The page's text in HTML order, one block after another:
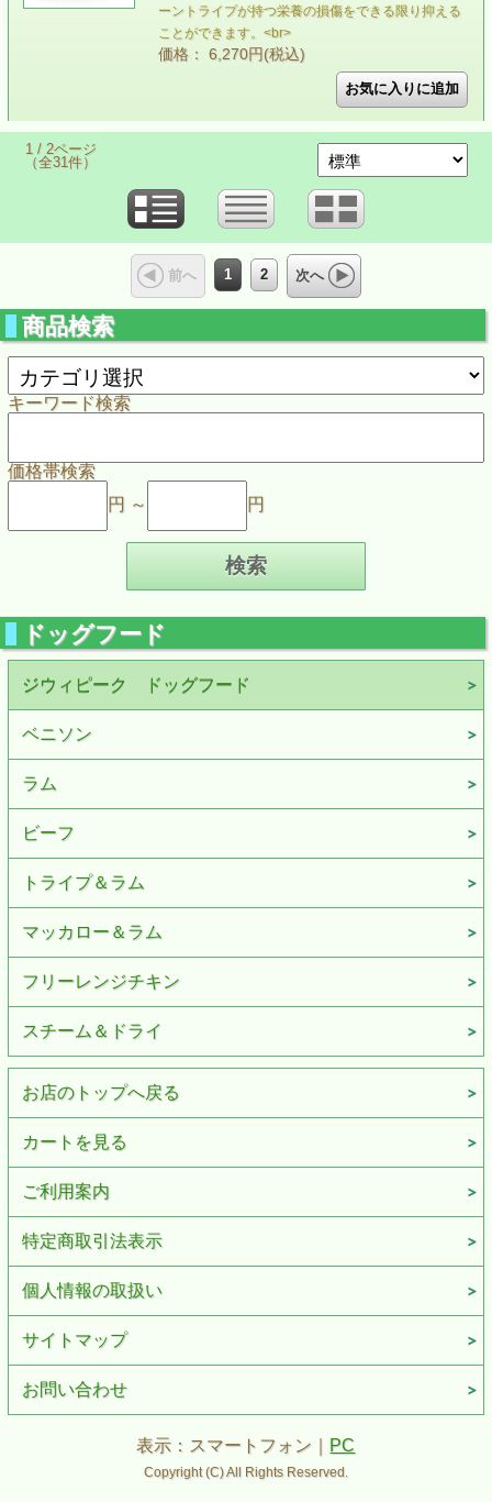
ーントライプが持つ栄養の損傷をできる限り抑える
ことができます。<br>
価格： 6,270円(税込)
1 / 2ページ
（全31件）
前へ 1 2 次へ
商品検索
キーワード検索
価格帯検索
円 ～
円
ドッグフード
ジウィピーク ドッグフード
ベニソン
ラム
ビーフ
トライプ＆ラム
マッカロー＆ラム
フリーレンジチキン
スチーム＆ドライ
お店のトップへ戻る
カートを見る
ご利用案内
特定商取引法表示
個人情報の取扱い
サイトマップ
お問い合わせ
表示：スマートフォン｜ PC
Copyright (C) All Rights Reserved.